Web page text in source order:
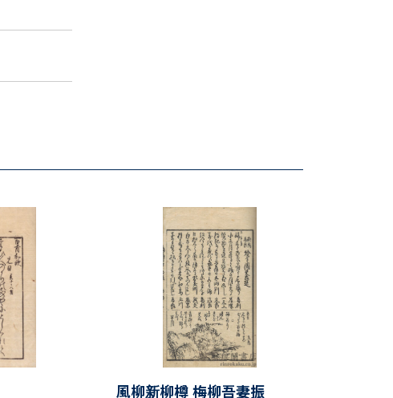
風柳新柳樽 梅柳吾妻振